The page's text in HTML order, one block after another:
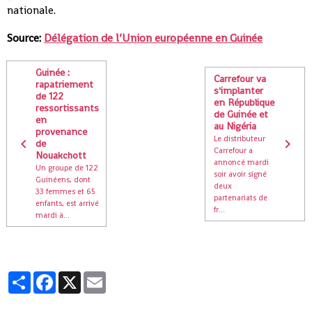
nationale.
Source: Délégation de l’Union européenne en Guinée
Guinée :
rapatriement
de 122
ressortissants
en
provenance
de
Nouakchott
Un groupe de 122
Guinéens, dont
33 femmes et 65
enfants, est arrivé
mardi à...
Carrefour va
s'implanter
en République
de Guinée et
au Nigéria
Le distributeur
Carrefour a
annoncé mardi
soir avoir signé
deux
partenariats de
fr...
PartagerFacebook
X